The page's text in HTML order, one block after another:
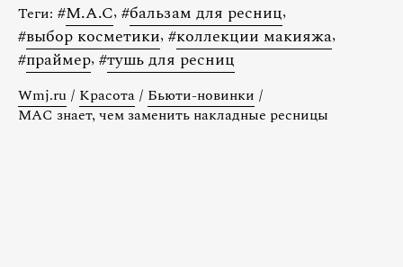
Теги: #M.A.C, #бальзам для ресниц,
#выбор косметики, #коллекции макияжа,
#праймер, #тушь для ресниц
Wmj.ru / Красота / Бьюти-новинки /
MAC знает, чем заменить накладные ресницы